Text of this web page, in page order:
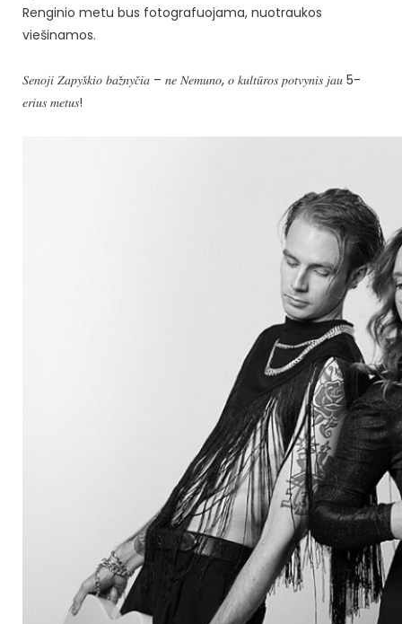
Renginio metu bus fotografuojama, nuotraukos
viešinamos.
𝑆𝑒𝑛𝑜𝑗𝑖 𝑍𝑎𝑝𝑦𝑠̌𝑘𝑖𝑜 𝑏𝑎𝑧̌𝑛𝑦𝑐̌𝑖𝑎 – 𝑛𝑒 𝑁𝑒𝑚𝑢𝑛𝑜, 𝑜 𝑘𝑢𝑙𝑡𝑢̄𝑟𝑜𝑠 𝑝𝑜𝑡𝑣𝑦𝑛𝑖𝑠 𝑗𝑎𝑢 5-
𝑒𝑟𝑖𝑢𝑠 𝑚𝑒𝑡𝑢𝑠!